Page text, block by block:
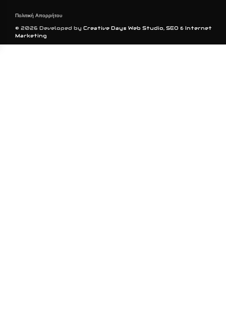
© 2026 Developed by Creative Days Web Studio, SEO & Internet
Marketing
Πολιτική Απορρήτου